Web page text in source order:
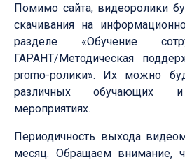
Помимо сайта, видеоролики
скачивания на
разделе «Обучение
ГАРАНТ/Методическая
promo-ролики». Их можно
различных обучающих и
мероприятиях.
Периодичность выхода
месяц. Обращаем внимание,